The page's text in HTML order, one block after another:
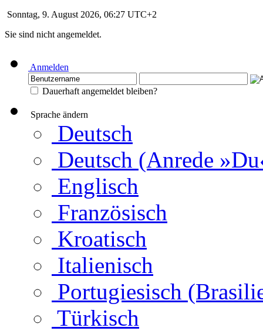
Sonntag, 9. August 2026, 06:27 UTC+2
Sie sind nicht angemeldet.
Anmelden
Dauerhaft angemeldet bleiben?
Sprache ändern
Deutsch
Deutsch (Anrede
Englisch
Französisch
Kroatisch
Italienisch
Portugiesisch
Türkisch